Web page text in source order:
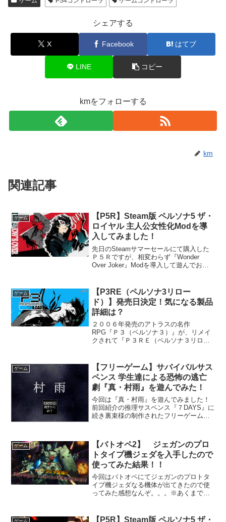
シェアする
X Facebook はてブ
LINE コピー
kmをフォローする
km
関連記事
ゲーム
【P5R】Steam版 ペルソナ5 ザ・
ロイヤル 主人公女性化Modを導
入してみました！
先日のSteamサマーセールにて購入した
Ｐ５Ｒですが、相変わらず『Wonder
Over Joker』Modを導入して遊んでおり
に主人公を女性化するMod『P5R F...
ゲーム
【P3RE（ペルソナ3リロー
ド）】発売日決定！気になる製品
詳細は？
２００６年発売のアトラスの名作
RPG『Ｐ３（ペルソナ３）』が、リメイ
クされて『Ｐ３ＲＥ（ペルソナ３リロー
たところＰＶ第２弾も発表され、商品の
情報が記載されると共に予約も...
ゲーム
【フリーゲーム】サバイバルサス
ペンス 学生達による恐怖の逃亡
劇『真・村雨』を遊んでみた！
今回は『真・村雨』を遊んでみました！
前回紹介の推理サスペンス『７DAYS』に
続き裏束様の制作されたフリーゲームで
【ＳＨＡＤＯＷ】【ＳＨＡＤＯＷＳ】一
覧ゲームのあらす...
ゲーム
【バトオペ2】 ジェガンのプロ
トタイプ機ジェダを入手したので
使ってみた結果！！
今回はバトオペにてジェガンのプロトタ
イプ機ジェダなる機体が出てきたので使
ってみた感想なんぞ。。。※あくまで個
な記憶で名前だけ知っていたジェダ！設
ゲーム
【P5R】Steam版 ペルソナ5 ザ・